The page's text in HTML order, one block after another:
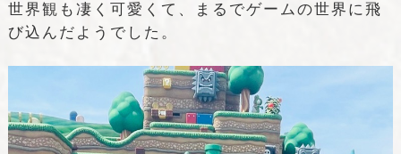
世界観も凄く可愛くて、まるでゲームの世界に飛
び込んだようでした。